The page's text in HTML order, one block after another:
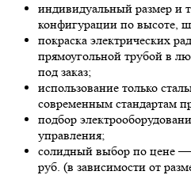
индивидуальный размер и
конфигурации по высоте,
покраска электрических
прямоугольной трубой в
под заказ;
использование только
современным стандартам
подбор
управления;
солидный выбор по цене —
руб. (в зависимости от